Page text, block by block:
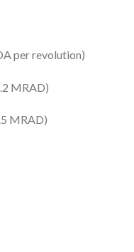
per revolution)
MRAD)
MRAD)